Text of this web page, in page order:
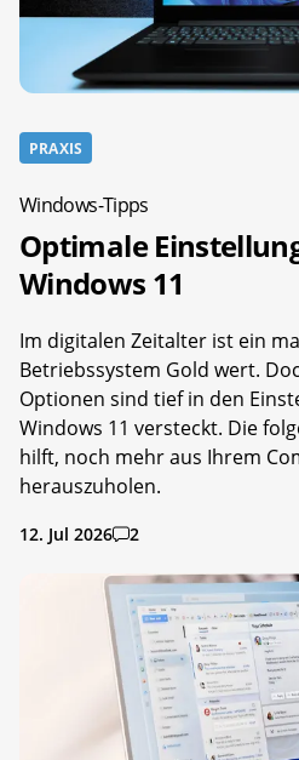
PRAXIS
Windows-Tipps
Optimale
Windows 11
Im digitalen Zeitalter ist ein
Betriebssystem Gold wert.
Optionen sind tief in den
Windows 11 versteckt. Die
hilft, noch mehr aus Ihrem
herauszuholen.
12. Jul 2026 2